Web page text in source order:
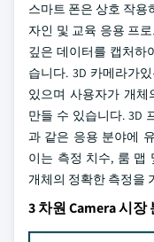
스마트 폰은 상호 작용
자인 및 교육 응용 프
깊은 데이터를 캡처하
습니다. 3D 카메라가
있으며 사용자가 개
만들 수 있습니다. 3D
과 같은 응용 분야에
이는 측정 치수, 룸 맵
개체의 정확한 측정을
3 차원 Camera 시장